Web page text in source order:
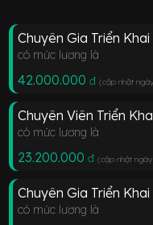
Chuyên Gia Triển
có mức lương là
42.000.000 đ (cập nhật
Chuyên Viên Triển
có mức lương là
23.200.000 đ (cập nhật ngày
Chuyên Gia Triển
có mức lương là